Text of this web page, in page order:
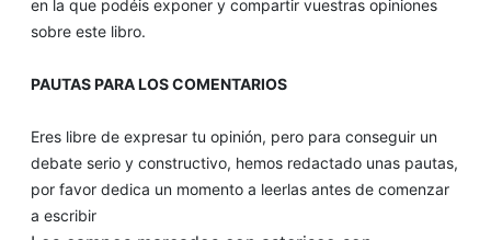
en la que podéis exponer y compartir vuestras opiniones
sobre este libro.
PAUTAS PARA LOS COMENTARIOS
Eres libre de expresar tu opinión, pero para conseguir un
debate serio y constructivo, hemos redactado unas pautas,
por favor dedica un momento a leerlas antes de comenzar
a escribir